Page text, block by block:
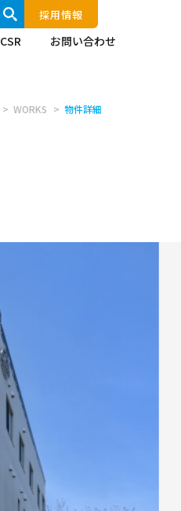
CSR お問い合わせ
採用情報
WORKS 物件詳細